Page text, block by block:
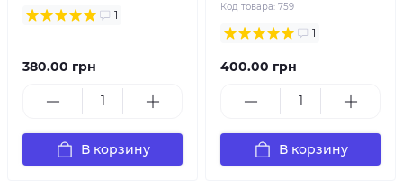
1
380.00 грн
В корзину
Код товара: 759
1
400.00 грн
В корзину